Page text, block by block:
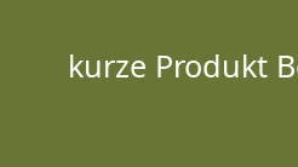
kurze Produkt